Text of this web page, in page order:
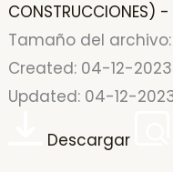
CONSTRUCCIONES) -
Tamaño del archivo:
Created: 04-12-2023
Updated: 04-12-
Descargar